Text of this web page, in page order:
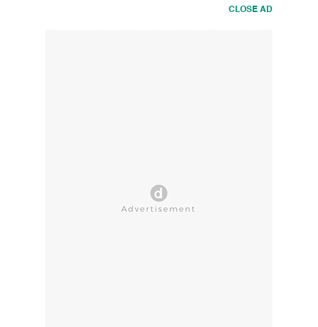
CLOSE AD